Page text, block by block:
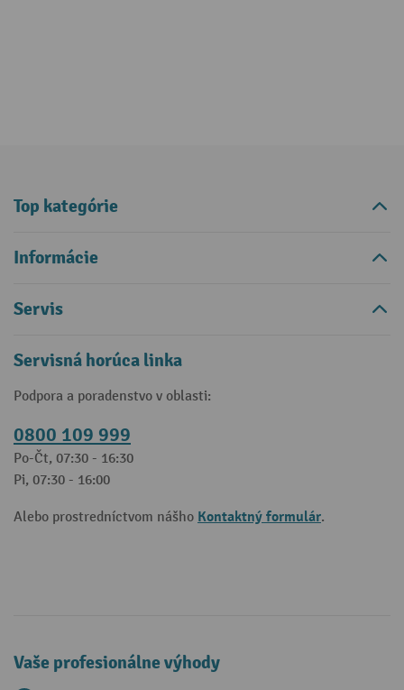
Top kategórie
Informácie
Servis
Servisná horúca linka
Podpora a poradenstvo v oblasti:
0800 109 999
Po-Čt, 07:30 - 16:30
Pi, 07:30 - 16:00
Alebo prostredníctvom nášho Kontaktný formulár.
Vaše profesionálne výhody